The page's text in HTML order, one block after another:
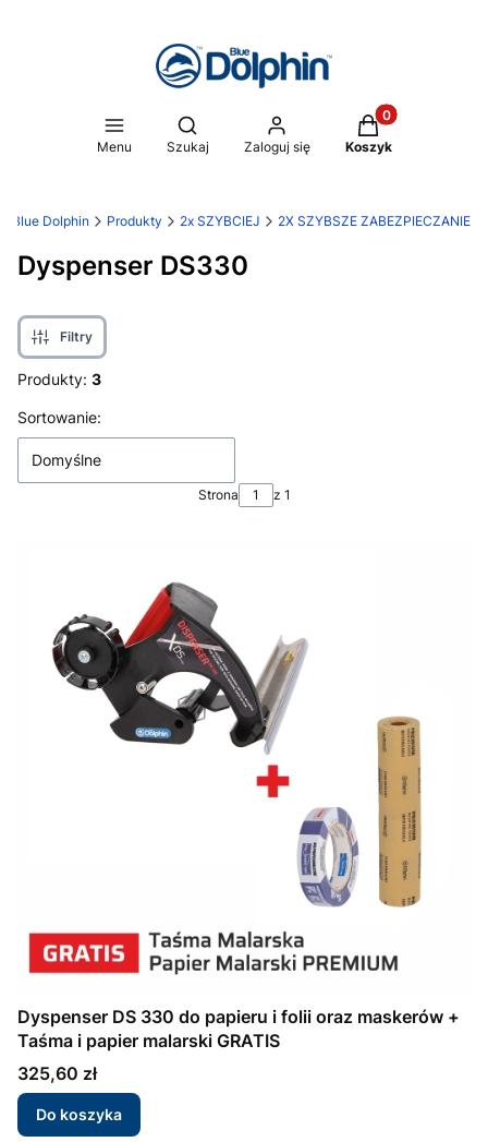
Menu
Otwórz wyszukiwarkę
Szukaj Zaloguj się
Produkty w
Koszyk
Blue Dolphin Produkty 2x SZYBCIEJ 2X SZYBSZE ZABEZPIECZANIE
Dyspenser DS330
Filtry
Produkty: 3
Lista produktów
Sortowanie:
Domyślne
Strona z 1
Dyspenser DS 330 do papieru i folii oraz maskerów +
Taśma i papier malarski GRATIS
Cena
325,60 zł
Do koszyka